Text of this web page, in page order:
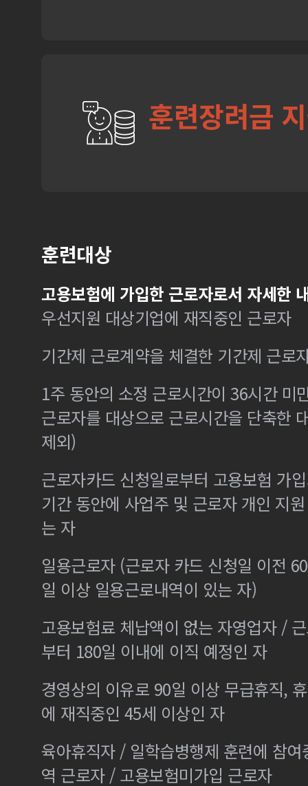
훈련장려금
훈련대상
고용보험에 가입한 근로자로서 자세한
우선지원 대상기업에 재직중인 근로자
기간제 근로계약을 체결한 기간제 근로
1주 동안의 소정 근로시간이 36시간 미
근로자를 대상으로 근로시간을 단축한
제외)
근로자카드 신청일로부터 고용보험 가
기간 동안에 사업주 및 근로자 개인 지
는 자
일용근로자 (근로자 카드 신청일 이전
일 이상 일용근로내역이 있는 자)
고용보험료 체납액이 없는 자영업자 /
부터 180일 이내에 이직 예정인 자
경영상의 이유로 90일 이상 무급휴직,
에 재직중인 45세 이상인 자
육아휴직자 / 일학습병행제 훈련에 참
역 근로자 / 고용보험미가입 근로자